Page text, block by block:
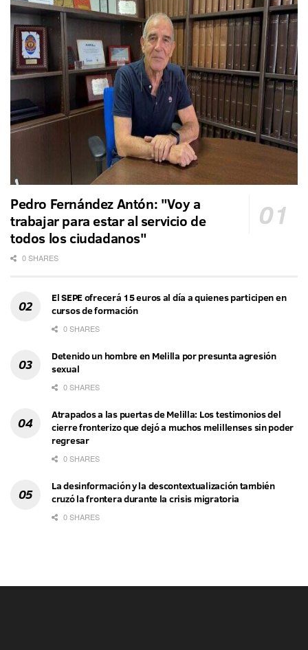
Pedro Fernández Antón: "Voy a
trabajar para estar al servicio de
todos los ciudadanos"
0 SHARES
El SEPE ofrecerá 15 euros al día a quienes participen en
cursos de formación
0 SHARES
Detenido un hombre en Melilla por presunta agresión
sexual
0 SHARES
Atrapados a las puertas de Melilla: Los testimonios del
cierre fronterizo que dejó a muchos melillenses sin poder
regresar
0 SHARES
La desinformación y la descontextualización también
cruzó la frontera durante la crisis migratoria
0 SHARES